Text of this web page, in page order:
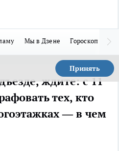
Мы в Дзене Гороскоп
Принять
ждите: с 11
тех, кто
— в чем